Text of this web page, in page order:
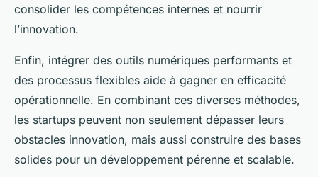
consolider les compétences internes et nourrir
l’innovation.
Enfin, intégrer des outils numériques performants et
des processus flexibles aide à gagner en efficacité
opérationnelle. En combinant ces diverses méthodes,
les startups peuvent non seulement dépasser leurs
obstacles innovation, mais aussi construire des bases
solides pour un développement pérenne et scalable.